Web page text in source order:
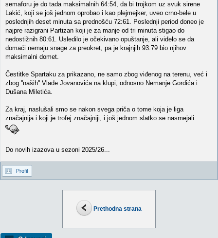
Prethodna strana
semaforu je do tada maksimalnih 64:54, da bi trojkom uz svuk sirene
Lakić, koji se još jednom oprobao i kao plejmejker, uveo crno-bele u
poslednjih deset minuta sa prednošću 72:61. Poslednji period doneo je
najpre razigrani Partizan koji je za manje od tri minuta stigao do
nedostižnih 80:61. Usledilo je očekivano opuštanje, ali videlo se da
domaći nemaju snage za preokret, pa je krajnjih 93:79 bio njihov
maksimalni domet.
Čestitke Spartaku za prikazano, ne samo zbog viđenog na terenu, već i
zbog ''naših'' Vlade Jovanovića na klupi, odnosno Nemanje Gordića i
Dušana Miletića.
Za kraj, naslušali smo se nakon svega priča o tome koja je liga
značajnija i koji je trofej značajniji, i još jednom slatko se nasmejali
Do novih izazova u sezoni 2025/26...
Profil